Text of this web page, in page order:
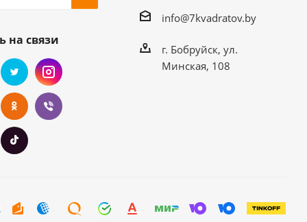
на связи
info@7kvadratov.by
г. Бобруйск, ул.
Минская, 108